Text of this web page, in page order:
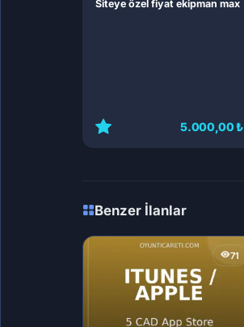
Siteye özel fiyat ekipman max
5.000,00 ₺
Benzer İlanlar
71